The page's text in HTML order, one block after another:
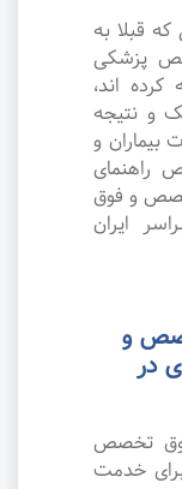
که قبلا به
پزشکی
اند،
و نتیجه
بیماران و
راهنمای
و فوق
ایران
و
در
تخصص
خدمت